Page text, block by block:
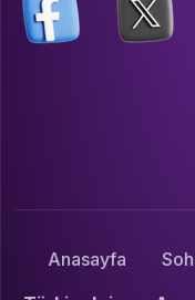
Anasayfa